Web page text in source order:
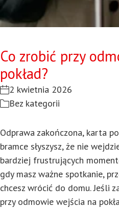
Co zrobić przy
pokład?
2 kwietnia 2026
Bez kategorii
Odprawa zakończona, karta
bramce słyszysz, że nie
bardziej frustrujących
gdy masz ważne spotkanie,
chcesz wrócić do domu. Jeśli
przy odmowie wejścia na